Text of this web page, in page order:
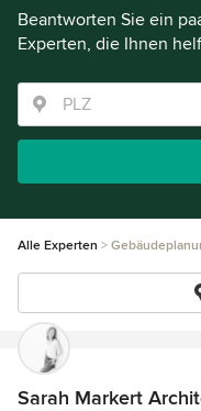
Beantworten Sie ein
Experten, die Ihnen
Alle Experten
Sarah Markert